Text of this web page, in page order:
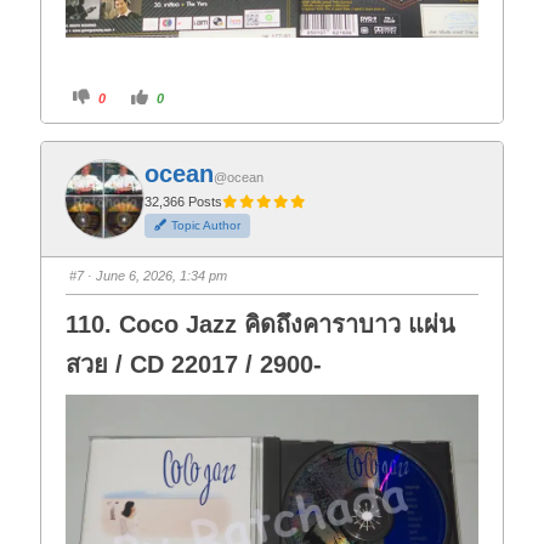
C
i
k
f
o
r
t
h
u
m
b
d
o
n
.
0
C
i
k
o
r
t
h
u
m
b
u
p
0
ocean@ocean
32,366 Posts
Topic Author
#7· June 6, 2026, 1:34 pm
110. Coco Jazz คิดถึงคาราบาว แผ่น
สวย / CD 22017 / 2900-